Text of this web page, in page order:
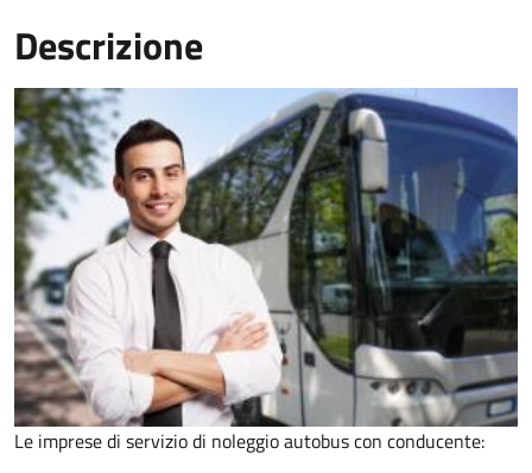
Descrizione
Le imprese di servizio di noleggio autobus con conducente: